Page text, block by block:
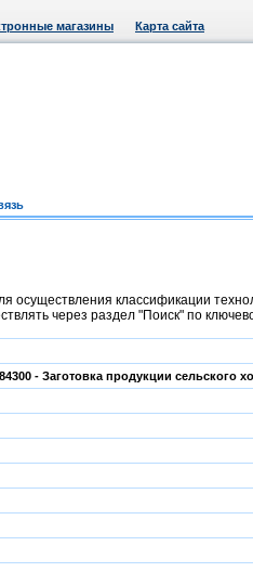
магазины Карта сайта
классификации
через раздел "Поиск" по
- Заготовка продукции сельского